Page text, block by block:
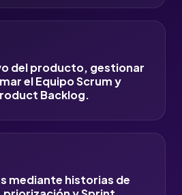
del producto, gestionar
el Equipo Scrum y
Backlog.
mediante historias de